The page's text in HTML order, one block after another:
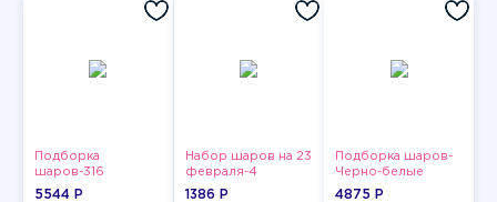
Подборка
шаров-316
5544 P
Набор шаров на 23
февраля-4
1386 P
Подборка шаров-
Черно-белые
звезды
4875 P